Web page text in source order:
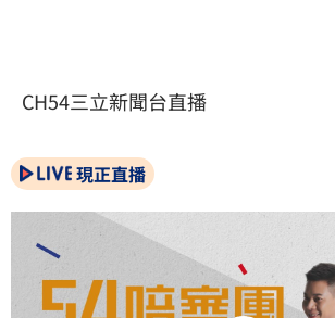
CH54三立新聞台直播
現正直播